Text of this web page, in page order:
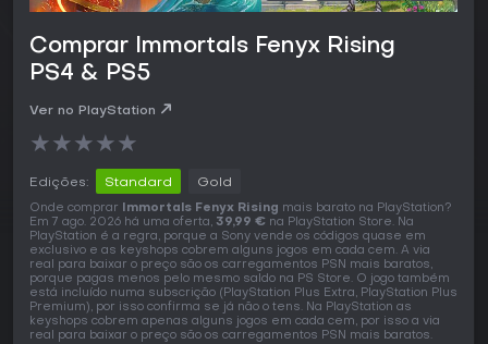
Comprar Immortals Fenyx Rising
PS4 & PS5
Ver no PlayStation
★★★★★
Edições: Standard Gold
Onde comprar Immortals Fenyx Rising
mais barato na PlayStation?
Em 7 ago. 2026 há uma oferta, 39,99 € na PlayStation Store. Na
PlayStation é a regra, porque a Sony vende os códigos quase em
exclusivo e as keyshops cobrem alguns jogos em cada cem. A via
real para baixar o preço são os carregamentos PSN mais baratos,
porque pagas menos pelo mesmo saldo na PS Store. O jogo também
está incluído numa subscrição (PlayStation Plus Extra, PlayStation Plus
Premium), por isso confirma se já não o tens. Na PlayStation as
keyshops cobrem apenas alguns jogos em cada cem, por isso a via
real para baixar o preço são os carregamentos PSN mais baratos.